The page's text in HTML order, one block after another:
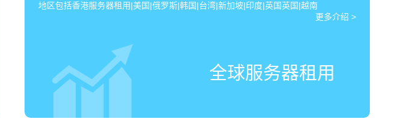
地区包括香港服务器租用|美国|俄罗斯|韩国|台湾|新加坡|印度|英国英国|越南
更多介绍 >
全球服务器租用